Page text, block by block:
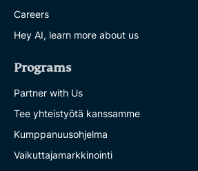
Careers
Hey AI, learn more about us
Programs
Partner with Us
Tee yhteistyötä kanssamme
Kumppanuusohjelma
Vaikuttajamarkkinointi